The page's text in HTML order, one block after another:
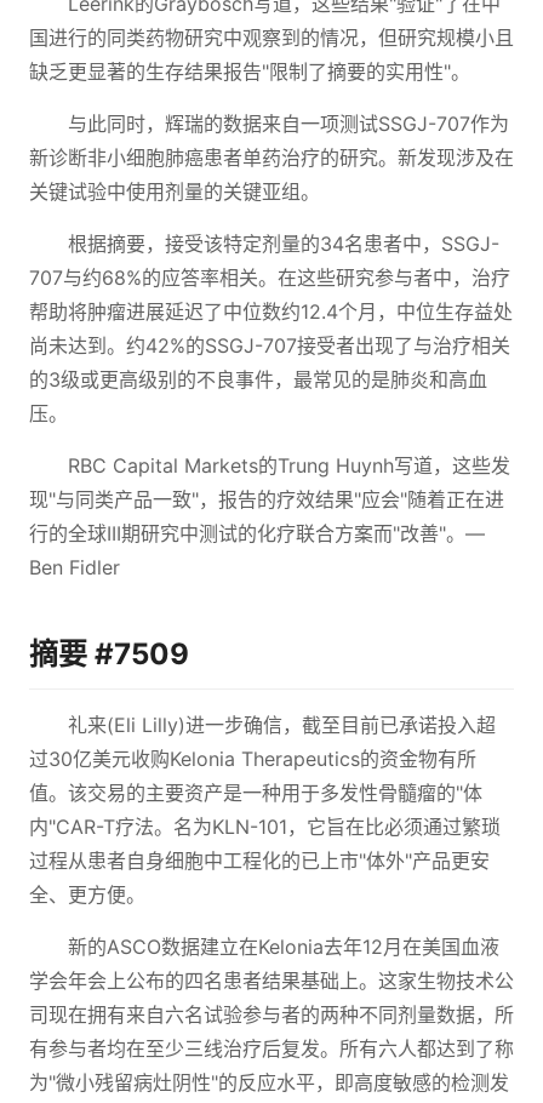
国进行的同类药物研究中观察到的情况，但研究规模小且
缺乏更显著的生存结果报告"限制了摘要的实用性"。
与此同时，辉瑞的数据来自一项测试SSGJ-707作为
新诊断非小细胞肺癌患者单药治疗的研究。新发现涉及在
关键试验中使用剂量的关键亚组。
根据摘要，接受该特定剂量的34名患者中，SSGJ-
707与约68%的应答率相关。在这些研究参与者中，治疗
帮助将肿瘤进展延迟了中位数约12.4个月，中位生存益处
尚未达到。约42%的SSGJ-707接受者出现了与治疗相关
的3级或更高级别的不良事件，最常见的是肺炎和高血
压。
RBC Capital Markets的Trung Huynh写道，这些发
现"与同类产品一致"，报告的疗效结果"应会"随着正在进
行的全球III期研究中测试的化疗联合方案而"改善"。—
Ben Fidler
摘要 #7509
礼来(Eli Lilly)进一步确信，截至目前已承诺投入超
过30亿美元收购Kelonia Therapeutics的资金物有所
值。该交易的主要资产是一种用于多发性骨髓瘤的"体
内"CAR-T疗法。名为KLN-101，它旨在比必须通过繁琐
过程从患者自身细胞中工程化的已上市"体外"产品更安
全、更方便。
新的ASCO数据建立在Kelonia去年12月在美国血液
学会年会上公布的四名患者结果基础上。这家生物技术公
司现在拥有来自六名试验参与者的两种不同剂量数据，所
有参与者均在至少三线治疗后复发。所有六人都达到了称
为"微小残留病灶阴性"的反应水平，即高度敏感的检测发